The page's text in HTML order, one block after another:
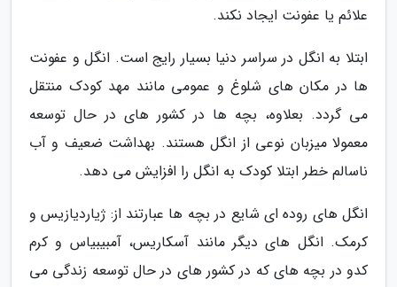
علائم یا عفونت ایجاد نکند.
ابتلا به انگل در سراسر دنیا بسیار رایج است. انگل و عفونت
ها در مکان های شلوغ و عمومی مانند مهد کودک منتقل
می گردد. بعلاوه، بچه ها در کشور های در حال توسعه
معمولا میزبان نوعی از انگل هستند. بهداشت ضعیف و آب
ناسالم خطر ابتلا کودک به انگل را افزایش می دهد.
انگل های روده ای شایع در بچه ها عبارتند از: ژیاردیازیس و
کرمک. انگل های دیگر مانند آسکاریس، آمبیبیاس و کرم
کدو در بچه های که در کشور های در حال توسعه زندگی می